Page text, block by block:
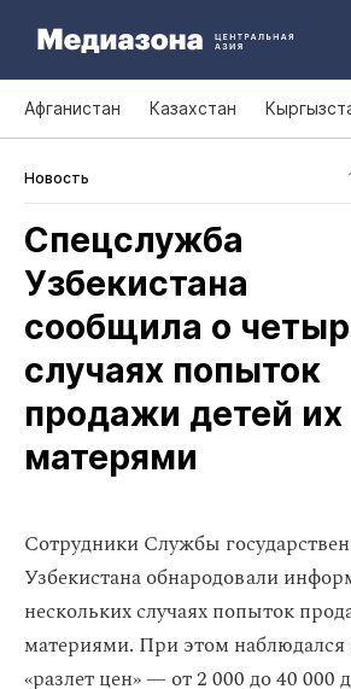
Афганистан Казахстан
Новость
Спецслужба
Узбекистана
сообщила о
случаях попыток
продажи детей их
матерями
Сотрудники Службы
Узбекистана обнародовали
нескольких случаях попыток
материями. При этом
«разлет цен» — от 2 000 до 40 000